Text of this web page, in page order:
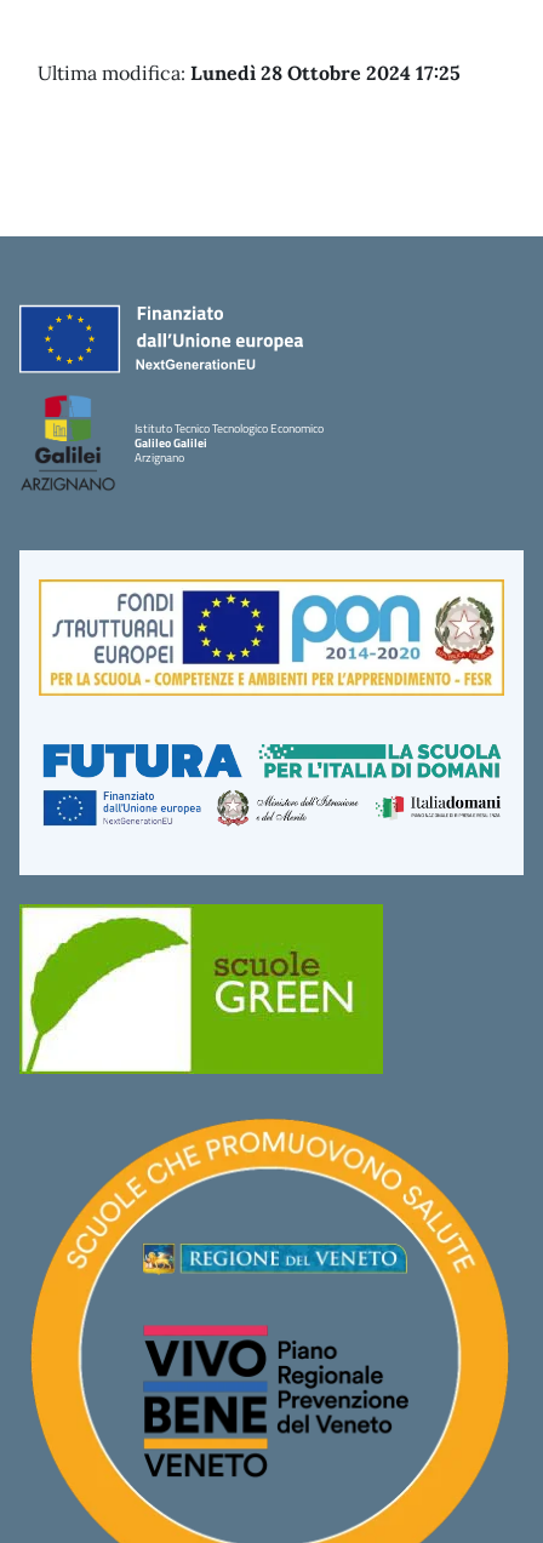
Ultima modifica: Lunedì 28 Ottobre 2024 17:25
Istituto Tecnico Tecnologico Economico
Galileo Galilei
Arzignano